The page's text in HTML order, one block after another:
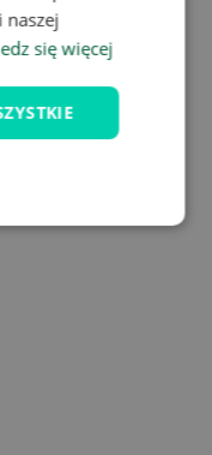
naszej
się więcej